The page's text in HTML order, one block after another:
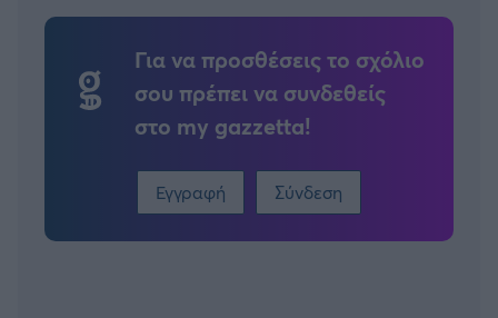
Για να προσθέσεις το σχόλιο
σου πρέπει να συνδεθείς
στο my gazzetta!
Εγγραφή Σύνδεση